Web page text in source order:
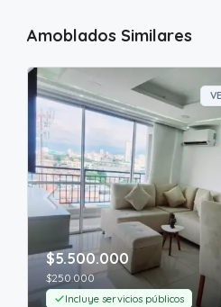
Amoblados Similares
$5.500.000
$250.000
Incluye servicios públicos